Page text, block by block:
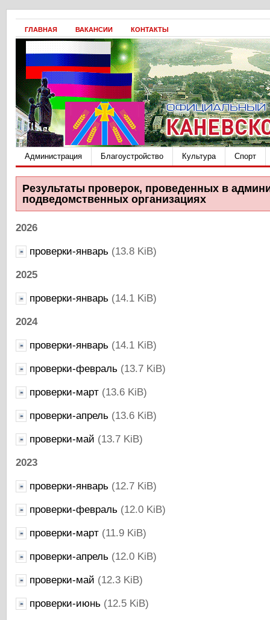
ГЛАВНАЯ ВАКАНСИИ КОНТАКТЫ
Администрация Благоустройство Культура Спорт
Результаты проверок, проведенных в
подведомственных организациях
2026
проверки-январь(13.8 KiB)
2025
проверки-январь(14.1 KiB)
2024
проверки-январь(14.1 KiB)
проверки-февраль(13.7 KiB)
проверки-март(13.6 KiB)
проверки-апрель(13.6 KiB)
проверки-май (13.7 KiB)
2023
проверки-январь(12.7 KiB)
проверки-февраль(12.0 KiB)
проверки-март(11.9 KiB)
проверки-апрель(12.0 KiB)
проверки-май (12.3 KiB)
проверки-июнь(12.5 KiB)